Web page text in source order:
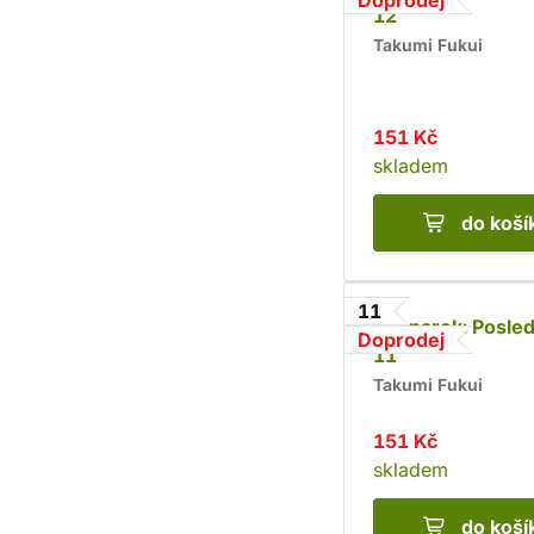
12
Takumi Fukui
151 Kč
skladem
do
11
Doprodej
Ragnarok:
11
Takumi Fukui
151 Kč
skladem
do